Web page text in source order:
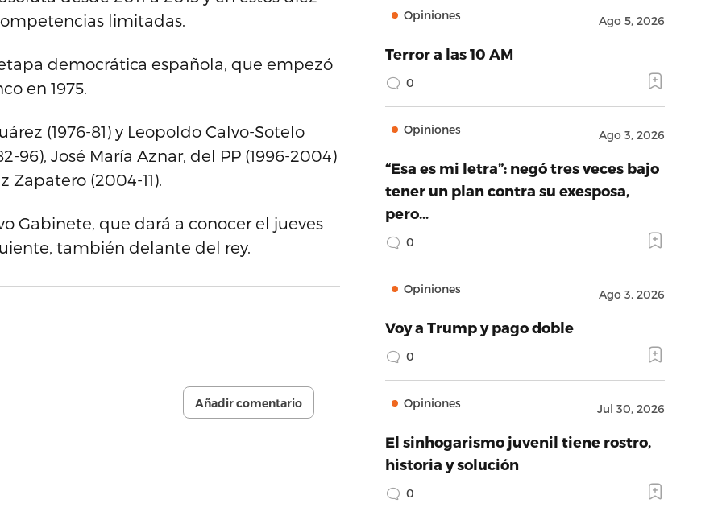
limitadas.
democrática española, que empezó
en 1975.
(1976-81) y Leopoldo Calvo-Sotelo
96), José María Aznar, del PP (1996-2004)
Zapatero (2004-11).
Gabinete, que dará a conocer el jueves
también delante del rey.
Añadir comentario
Opiniones Ago 5, 2026
Terror a las 10 AM
0
Opiniones Ago 3, 2026
“Esa es mi letra”: negó tres veces bajo
tener un plan contra su exesposa,
pero…
0
Opiniones Ago 3, 2026
Voy a Trump y pago doble
0
Opiniones Jul 30, 2026
El sinhogarismo juvenil tiene rostro,
historia y solución
0